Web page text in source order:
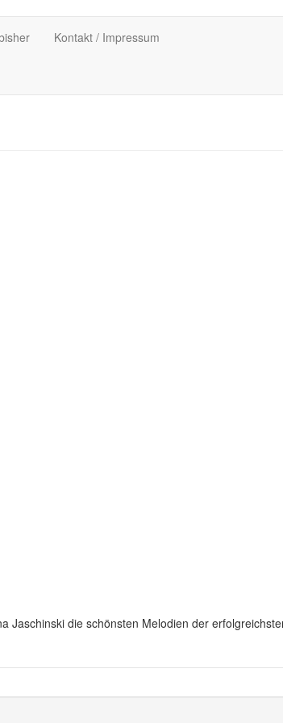
Kontakt / Impressum
Jaschinski die schönsten Melodien der